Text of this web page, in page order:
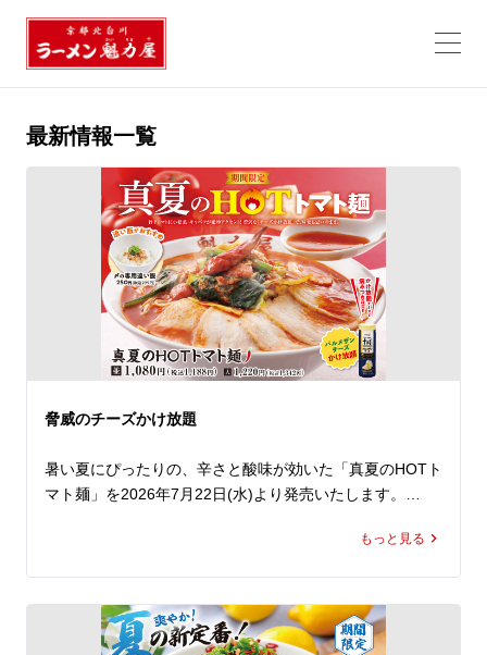
最新情報一覧
脅威のチーズかけ放題
暑い夏にぴったりの、辛さと酸味が効いた「真夏のHOTト
マト麺」を2026年7月22日(水)より発売いたします。
のかえしをあわせたオリジナルスープは、トマトの爽やか
トッピングには、ピリ辛のフレッシュトマトソースで下味
をつけた小松菜とキャベツ、さらにコクと食べ応えを加え
もっと見る